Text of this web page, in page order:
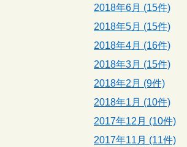
2018年6月 (15件)
2018年5月 (15件)
2018年4月 (16件)
2018年3月 (15件)
2018年2月 (9件)
2018年1月 (10件)
2017年12月 (10件)
2017年11月 (11件)